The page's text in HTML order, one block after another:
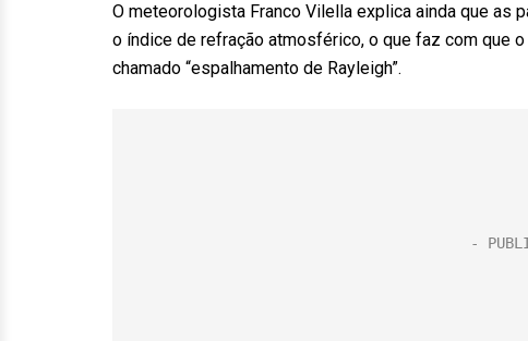
O meteorologista Franco Vilella explica ainda que as
o índice de refração atmosférico, o que faz com que
chamado “espalhamento de Rayleigh”.